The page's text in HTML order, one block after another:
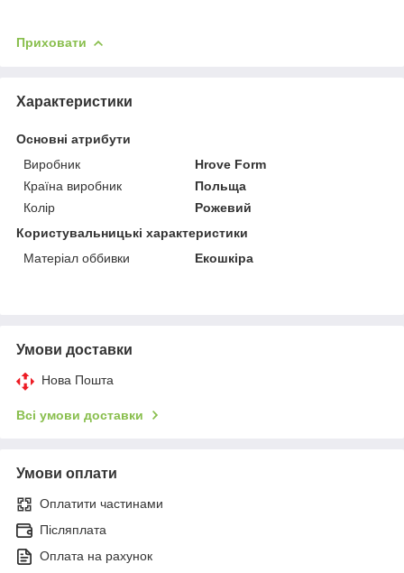
Приховати
Характеристики
Основні атрибути
Виробник
Hrove Form
Країна виробник
Польща
Колір
Рожевий
Користувальницькі характеристики
Матеріал оббивки
Екошкіра
Умови доставки
Нова Пошта
Всі умови доставки
Умови оплати
Оплатити частинами
Післяплата
Оплата на рахунок